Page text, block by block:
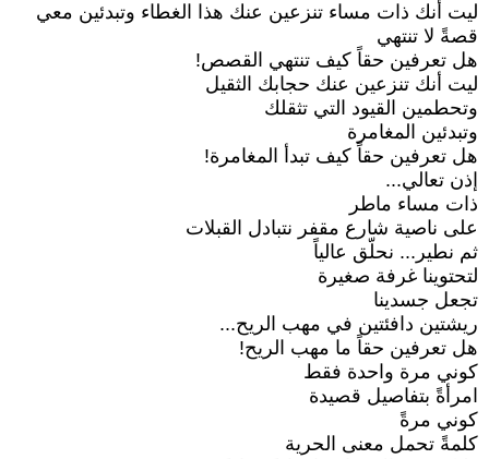
ليت أنك ذات مساء تنزعين عنك هذا الغطاء وتبدئين معي
قصةً لا تنتهي
هل تعرفين حقاً كيف تنتهي القصص!
ليت أنك تنزعين عنك حجابك الثقيل
وتحطمين القيود التي تثقلك
وتبدئين المغامرة
هل تعرفين حقاً كيف تبدأ المغامرة!
إذن تعالي...
ذات مساء ماطر
على ناصية شارع مقفر نتبادل القبلات
ثم نطير... نحلّق عالياً
لتحتوينا غرفة صغيرة
تجعل جسدينا
ريشتين دافئتين في مهب الريح...
هل تعرفين حقاً ما مهب الريح!
كوني مرة واحدة فقط
امرأةً بتفاصيل قصيدة
كوني مرةً
كلمةً تحمل معنى الحرية